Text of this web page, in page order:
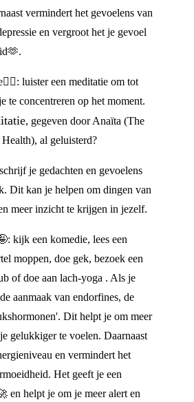
vermindert het gevoelens van
en vergroot het je gevoel
luister een meditatie om tot
te concentreren op het moment.
, gegeven door Anaïta (The
al geluisterd?
je gedachten en gevoelens
Dit kan je helpen om dingen van
meer inzicht te krijgen in jezelf.
kijk een komedie, lees een
moppen, doe gek, bezoek een
of doe aan lach-yoga . Als je
aanmaak van endorfines, de
Dit helpt je om meer
gelukkiger te voelen. Daarnaast
en vermindert het
Het geeft je een
en helpt je om je meer alert en